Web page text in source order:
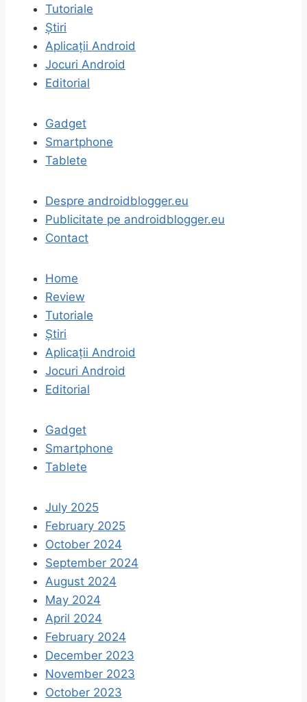
Tutoriale
Știri
Aplicații Android
Jocuri Android
Editorial
Gadget
Smartphone
Tablete
Despre androidblogger.eu
Publicitate pe androidblogger.eu
Contact
Home
Review
Tutoriale
Știri
Aplicații Android
Jocuri Android
Editorial
Gadget
Smartphone
Tablete
July 2025
February 2025
October 2024
September 2024
August 2024
May 2024
April 2024
February 2024
December 2023
November 2023
October 2023